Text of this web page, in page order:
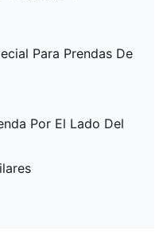
Para Prendas De
Por El Lado Del